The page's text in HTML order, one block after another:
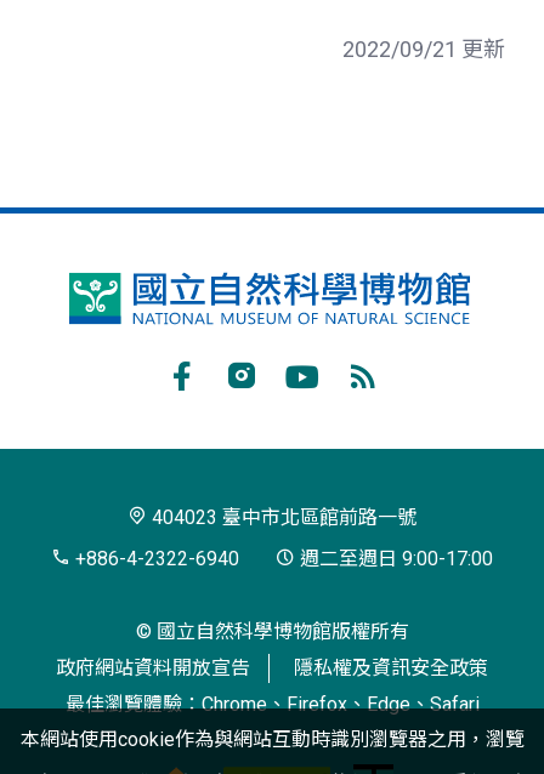
2022/09/21 更新
國
博
閱
404023 臺中市北區館前路一號
+886-4-2322-6940
週二至週日 9:00-17:00
© 國立自然科學博物館版權所有
政府網站資料開放宣告
隱私權及資訊安全政策
最佳瀏覽體驗：Chrome、Firefox、Edge、Safari
本網站使用cookie作為與網站互動時識別瀏覽器之用，瀏覽